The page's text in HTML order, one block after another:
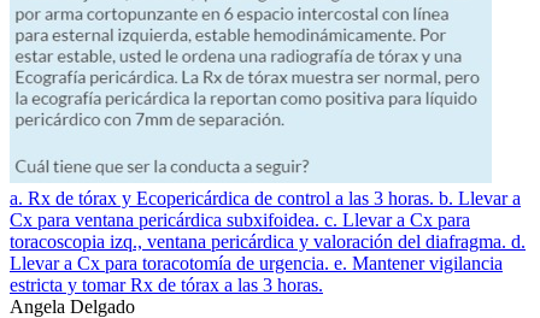
a. Rx de tórax y Ecopericárdica de control a las 3 horas. b. Llevar a
Cx para ventana pericárdica subxifoidea. c. Llevar a Cx para
toracoscopia izq., ventana pericárdica y valoración del diafragma. d.
Llevar a Cx para toracotomía de urgencia. e. Mantener vigilancia
estricta y tomar Rx de tórax a las 3 horas.
Angela Delgado